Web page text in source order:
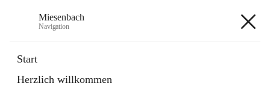
Miesenbach
Navigation
Start
Herzlich willkommen